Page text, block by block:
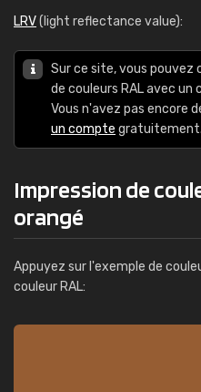
LRV(light reflectance value):
Sur ce site, vous pouvez
de couleurs RAL avec un
Vous n'avez pas encore
un compte gratuitement.
Impression de
orangé
Appuyez sur l'exemple de
couleur RAL: